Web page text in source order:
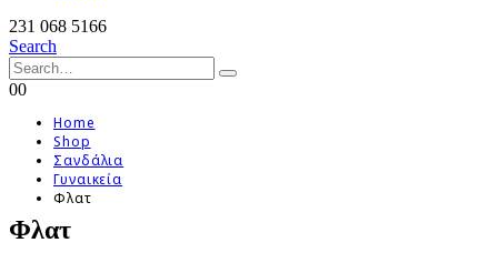
231 068 5166
Search
00
Home
Shop
Σανδάλια
Γυναικεία
Φλατ
Φλατ